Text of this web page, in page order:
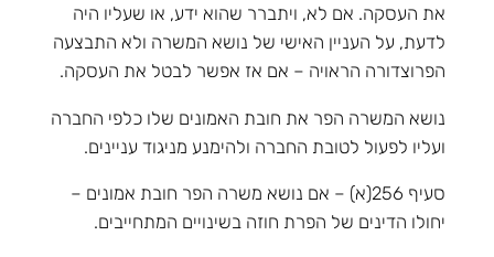
את העסקה. אם לא, ויתברר שהוא ידע, או שעליו היה
לדעת, על העניין האישי של נושא המשרה ולא התבצעה
הפרוצדורה הראויה – אם אז אפשר לבטל את העסקה.
נושא המשרה הפר את חובת האמונים שלו כלפי החברה
ועליו לפעול לטובת החברה ולהימנע מניגוד עניינים.
סעיף 256(א) – אם נושא משרה הפר חובת אמונים –
יחולו הדינים של הפרת חוזה בשינויים המתחייבים.